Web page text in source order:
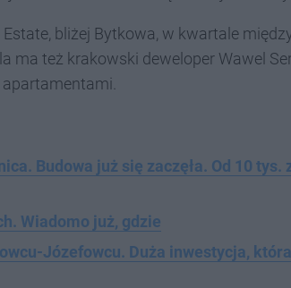
bliżej Bytkowa, w kwartale między
ma też krakowski deweloper Wawel
Budowa już się zaczęła. Od 10 tys.
Wiadomo już, gdzie
Józefowcu. Duża inwestycja,